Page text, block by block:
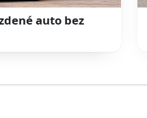
auto bez